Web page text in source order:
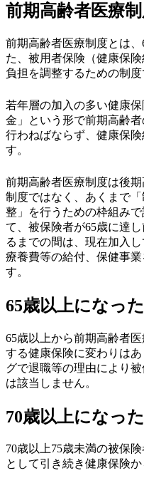
前期高齢者医療
前期高齢者医療制度とは
た、被用者保険（健康保
負担を調整するための制度
若年層の加入の多い健康
金」という形で前期高齢
行わねばならず、健康保
す。
前期高齢者医療制度は後
制度ではなく、あくまで
整」を行うための枠組み
て、被保険者が65歳に達
るまでの間は、現在加入
療養費等の給付、保健事
す。
65歳以上になっ
65歳以上から前期高齢者
する健康保険に変わりは
グで退職等の理由により
は該当しません。
70歳以上になっ
70歳以上75歳未満の被保
として引き続き健康保険